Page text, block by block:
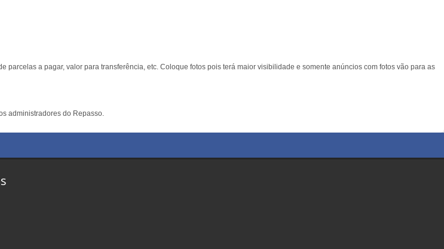
a pagar, valor para transferência, etc. Coloque fotos pois terá maior visibilidade e somente anúncios com fotos vão para as
administradores do Repasso.